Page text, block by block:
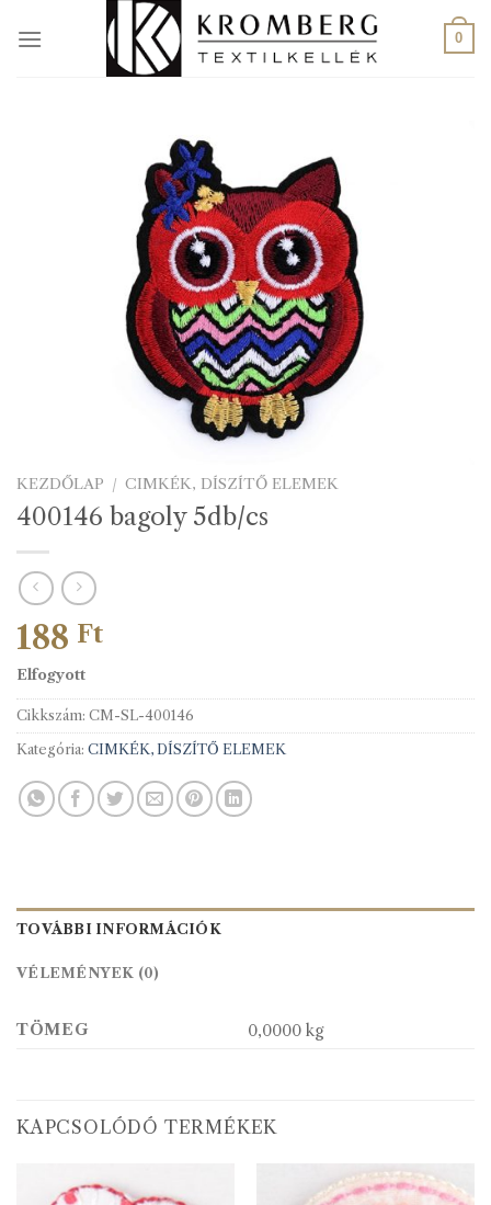
0
KEZDŐLAP / CIMKÉK, DÍSZÍTŐ ELEMEK
400146 bagoly 5db/cs
188 Ft
Elfogyott
Cikkszám: CM-SL-400146
Kategória: CIMKÉK, DÍSZÍTŐ ELEMEK
TOVÁBBI INFORMÁCIÓK
VÉLEMÉNYEK (0)
TÖMEG 0,0000 kg
KAPCSOLÓDÓ TERMÉKEK